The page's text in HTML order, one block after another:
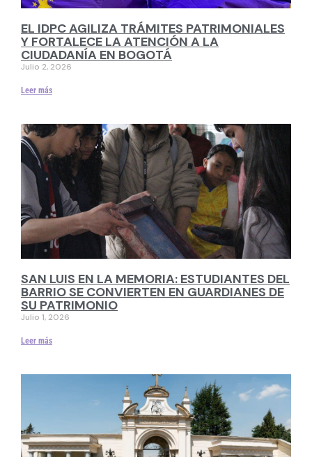
EL IDPC AGILIZA TRÁMITES PATRIMONIALES
Y FORTALECE LA ATENCIÓN A LA
CIUDADANÍA EN BOGOTÁ
Julio 2, 2026
Leer más
SAN LUIS EN LA MEMORIA: ESTUDIANTES DEL
BARRIO SE CONVIERTEN EN GUARDIANES DE
SU PATRIMONIO
Julio 1, 2026
Leer más